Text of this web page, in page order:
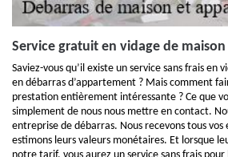
Service gratuit en vidage de
Saviez-vous qu’il existe un service sans frais en
en débarras d’appartement ? Mais comment
prestation entièrement intéressante ? Ce que
simplement de nous nous mettre en contact.
entreprise de débarras. Nous recevons tous
estimons leurs valeurs monétaires. Et lorsque